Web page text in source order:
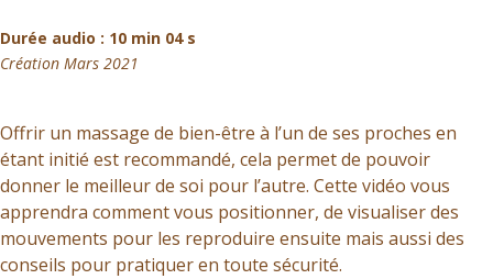
Durée audio : 10 min 04 s
Création Mars 2021
Offrir un massage de bien-être à l’un de ses proches en
étant initié est recommandé, cela permet de pouvoir
donner le meilleur de soi pour l’autre. Cette vidéo vous
apprendra comment vous positionner, de visualiser des
mouvements pour les reproduire ensuite mais aussi des
conseils pour pratiquer en toute sécurité.